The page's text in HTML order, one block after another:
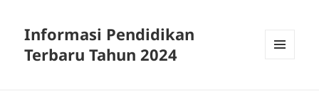
Informasi Pendidikan
Terbaru Tahun 2024